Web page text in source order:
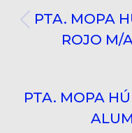
PTA. MOPA
ROJO M/
PTA. MOPA